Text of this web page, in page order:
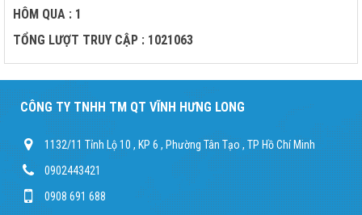
HÔM QUA : 1
TỔNG LƯỢT TRUY CẬP : 1021063
CÔNG TY TNHH TM QT VĨNH HƯNG LONG
1132/11 Tỉnh Lộ 10 , KP 6 , Phường Tân Tạo , TP Hồ Chí Minh
0902443421
0908 691 688